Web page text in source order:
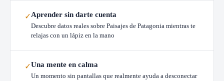
✓Aprender sin darte cuenta
Descubre datos reales sobre Paisajes de Patagonia mientras te
relajas con un lápiz en la mano
✓Una mente en calma
Un momento sin pantallas que realmente ayuda a desconectar